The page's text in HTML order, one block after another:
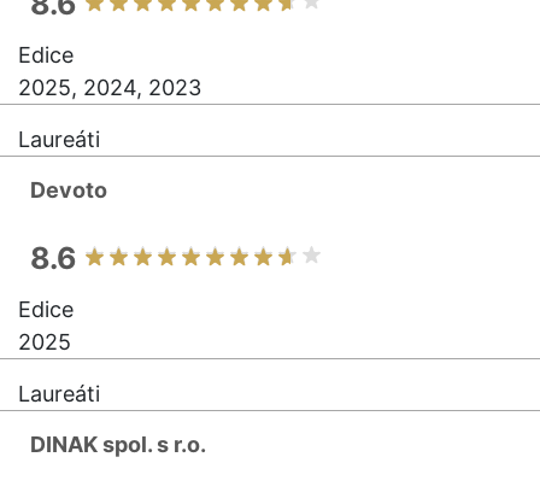
Edice
2025, 2024, 2023
Laureáti
Devoto
8.6
Edice
2025
Laureáti
DINAK spol. s r.o.